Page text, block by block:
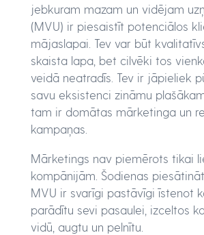
jebkuram mazam un vidējam
(MVU) ir piesaistīt potenciālos
mājaslapai. Tev var būt
skaista lapa, bet cilvēki tos
veidā neatradīs. Tev ir jāpieliek
savu eksistenci zināmu
tam ir domātas mārketinga un
kampaņas.
Mārketings nav piemērots tikai
kompānijām. Šodienas
MVU ir svarīgi pastāvīgi īstenot
parādītu sevi pasaulei, izceltos
vidū, augtu un pelnītu.